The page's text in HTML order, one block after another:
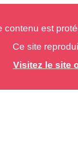
est
Ce site
Visitez le site